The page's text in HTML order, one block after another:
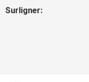
CONTACT
Surligner: